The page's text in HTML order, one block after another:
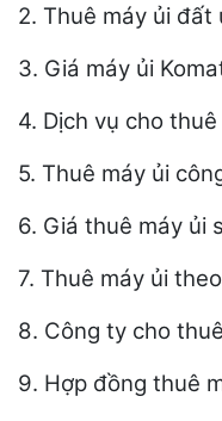
2. Thuê máy ủi đất
3. Giá máy ủi
4. Dịch vụ cho
5. Thuê máy ủi
6. Giá thuê máy ủi
7. Thuê máy ủi
8. Công ty cho
9. Hợp đồng thuê